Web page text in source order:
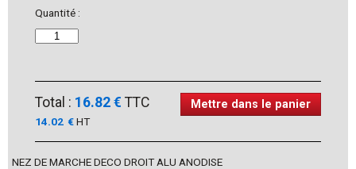
Quantité :
Mettre dans le panier
Total : 16.82 € TTC
14.02 €HT
NEZ DE MARCHE DECO DROIT ALU ANODISE